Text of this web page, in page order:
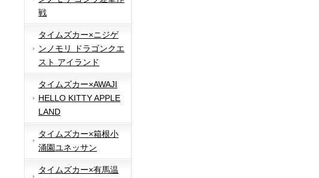
戦
タイムズカー×ニジゲ
ンノモリ ドラゴンクエ
スト アイランド
タイムズカー×AWAJI
HELLO KITTY APPLE
LAND
タイムズカー×箱根小
涌園ユネッサン
タイムズカー×有馬温